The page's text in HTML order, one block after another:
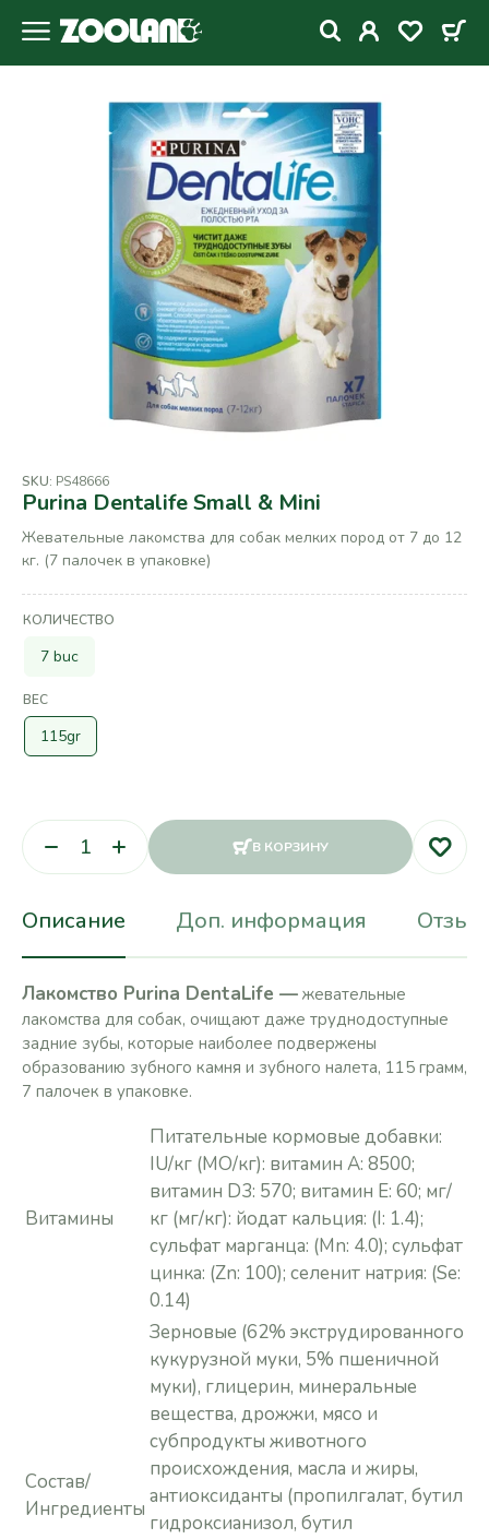
SKU: PS48666
Purina Dentalife Small & Mini
Жевательные лакомства для собак мелких пород от 7 до 12
кг. (7 палочек в упаковке)
КОЛИЧЕСТВО
7 buc
ВЕС
115gr
В КОРЗИНУ
Описание Доп. информация
Лакомство Purina DentaLife — жевательные
лакомства для собак, очищают даже труднодоступные
задние зубы, которые наиболее подвержены
образованию зубного камня и зубного налета, 115 грамм,
7 палочек в упаковке.
Витамины
Питательные кормовые добавки:
IU/кг (МО/кг): витамин А: 8500;
витамин D3: 570; витамин Е: 60; мг/
кг (мг/кг): йодат кальция: (I: 1.4);
сульфат марганца: (Mn: 4.0); сульфат
цинка: (Zn: 100); селенит натрия: (Se:
0.14)
Состав/
Ингредиенты
Зерновые (62% экструдированного
кукурузной муки, 5% пшеничной
муки), глицерин, минеральные
вещества, дрожжи, мясо и
субпродукты животного
происхождения, масла и жиры,
антиоксиданты (пропилгалат, бутил
гидроксианизол, бутил